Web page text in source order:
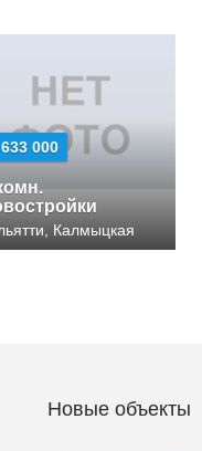
000
Калмыцкая
Новые объекты